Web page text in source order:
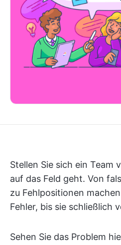
Stellen Sie sich ein Team
auf das Feld geht. Von
zu Fehlpositionen
Fehler, bis sie schließlich
Sehen Sie das Problem